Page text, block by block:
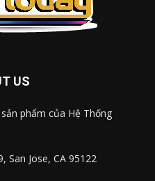
US
phẩm của Hệ Thống
San Jose, CA 95122